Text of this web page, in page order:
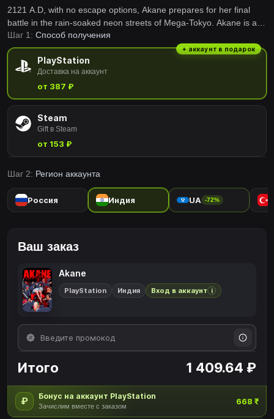
2121 A.D, with no escape options, Akane prepares for her final
battle in the rain-soaked neon streets of Mega-Tokyo. Akane is an
arena arcade slasher. Take out as many yakuza as possible,
slashing and shooting in a one-hit-one-kill fight to the death.
Шаг 1: Способ получения
PlayStation
Доставка на аккаунт
от 387 ₽
+ аккаунт в подарок
Steam
Gift в Steam
от 153 ₽
Шаг 2: Регион аккаунта
Россия Индия UA -72%
Ваш заказ
Akane
PlayStation Индия Вход в аккаунт i
Итого 1 409.64 ₽
₽ Бонус на аккаунт PlayStation
Зачислим вместе с заказом
668 ₹